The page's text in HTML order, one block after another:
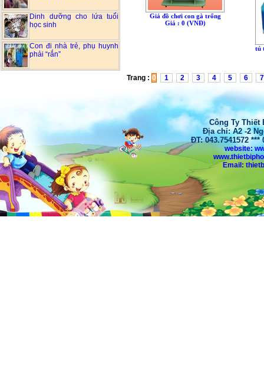
Dinh dưỡng cho lứa tuổi
học sinh
Con đi nhà trẻ, phụ huynh
phải “rắn”
Giá đồ chơi con gà trống
Giá : 0 (VNÐ)
tủ
Trang : 0 1 2 3 4 5 6 7
Công Ty Thiết
Địa chỉ: A2 -2
ĐT: 043.7541572 ***
website:
Email: